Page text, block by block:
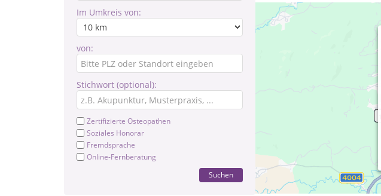
Im Umkreis von:
von:
Stichwort (optional):
Zertifizierte Osteopathen
Soziales Honorar
Fremdsprache
Online-Fernberatung
Suchen
Leistungsspektrum:
Traditionelle und